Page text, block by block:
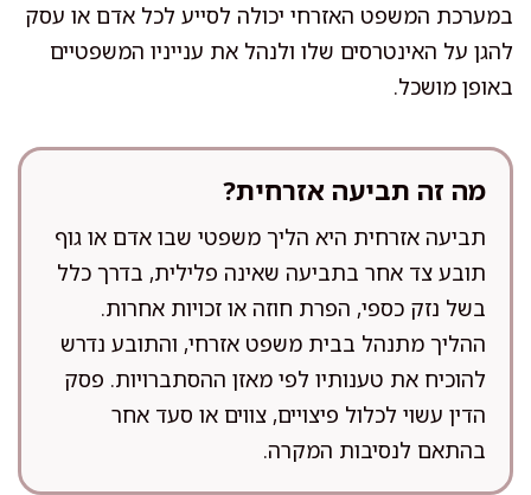
במערכת המשפט האזרחי יכולה לסייע לכל אדם או עסק
להגן על האינטרסים שלו ולנהל את ענייניו המשפטיים
באופן מושכל.
מה זה תביעה אזרחית?
תביעה אזרחית היא הליך משפטי שבו אדם או גוף
תובע צד אחר בתביעה שאינה פלילית, בדרך כלל
בשל נזק כספי, הפרת חוזה או זכויות אחרות.
ההליך מתנהל בבית משפט אזרחי, והתובע נדרש
להוכיח את טענותיו לפי מאזן ההסתברויות. פסק
הדין עשוי לכלול פיצויים, צווים או סעד אחר
בהתאם לנסיבות המקרה.